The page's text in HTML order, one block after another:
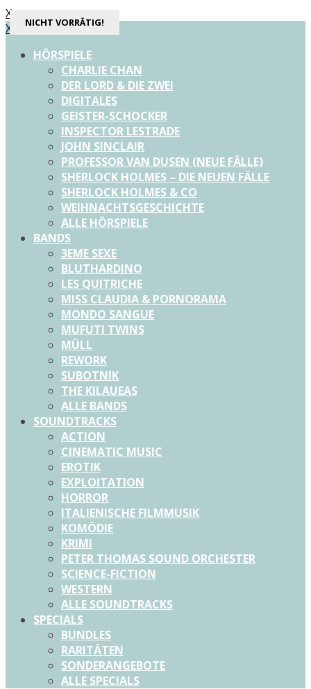
X
X
HÖRSPIELE
CHARLIE CHAN
DER LORD & DIE ZWEI
DIGITALES
GEISTER-SCHOCKER
INSPECTOR LESTRADE
JOHN SINCLAIR
PROFESSOR VAN DUSEN (NEUE FÄLLE)
SHERLOCK HOLMES – DIE NEUEN FÄLLE
SHERLOCK HOLMES & CO
WEIHNACHTSGESCHICHTE
ALLE HÖRSPIELE
BANDS
3EME SEXE
BLUTHARDINO
LES QUITRICHE
MISS CLAUDIA & PORNORAMA
MONDO SANGUE
MUFUTI TWINS
MÜLL
REWORK
SUBOTNIK
THE KILAUEAS
ALLE BANDS
SOUNDTRACKS
ACTION
CINEMATIC MUSIC
EROTIK
EXPLOITATION
HORROR
ITALIENISCHE FILMMUSIK
KOMÖDIE
KRIMI
PETER THOMAS SOUND ORCHESTER
SCIENCE-FICTION
WESTERN
ALLE SOUNDTRACKS
SPECIALS
BUNDLES
RARITÄTEN
SONDERANGEBOTE
ALLE SPECIALS
NICHT VORRÄTIG!
NICHT VORRÄTIG!